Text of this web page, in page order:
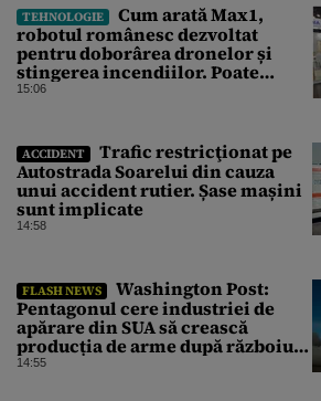
TEHNOLOGIE
Cum arată Max1,
robotul românesc dezvoltat
pentru doborârea dronelor și
stingerea incendiilor. Poate
transporta încărcături de până la
15:06
ACCIDENT
Trafic restricţionat pe
Autostrada Soarelui din cauza
unui accident rutier. Șase mașini
sunt implicate
14:58
FLASH NEWS
Washington Post:
Pentagonul cere industriei de
apărare din SUA să crească
producția de arme după războiul
cu Iranul
14:55